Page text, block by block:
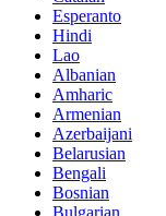
Esperanto
Hindi
Lao
Albanian
Amharic
Armenian
Azerbaijani
Belarusian
Bengali
Bosnian
Bulgarian